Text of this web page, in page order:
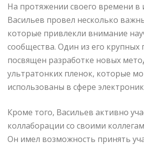
На протяжении своего времени в
Васильев провел несколько
которые привлекли внимание
сообщества. Один из его крупных
посвящен разработке новых
ультратонких пленок, которые
использованы в сфере
Кроме того, Васильев активно
коллаборации со своими
Он имел возможность принять